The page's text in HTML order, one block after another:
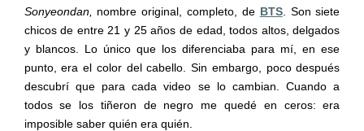
Sonyeondan,
nombre original, completo, de BTS. Son siete
chicos de entre 21 y 25 años de edad, todos altos, delgados
y blancos. Lo único que los diferenciaba para mí, en ese
punto, era el color del cabello. Sin embargo, poco después
descubrí que para cada video se lo cambian. Cuando a
todos se los tiñeron de negro me quedé en ceros: era
imposible saber quién era quién.